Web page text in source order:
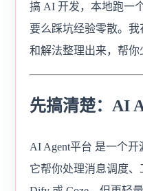
搞 AI 开发，本地跑一
要么踩坑经验零散。
和解法整理出来，帮你
先搞清楚：AI
AI Agent平台 是一个
它帮你处理消息调度